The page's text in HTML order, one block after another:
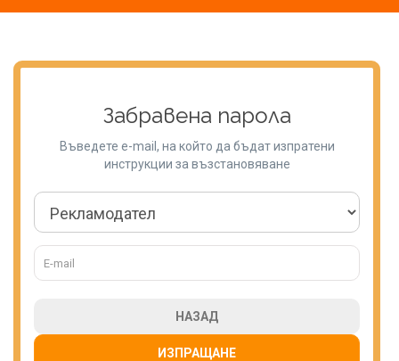
Забравена парола
Въведете e-mail, на който да бъдат изпратени
инструкции за възстановяване
НАЗАД
ИЗПРАЩАНЕ